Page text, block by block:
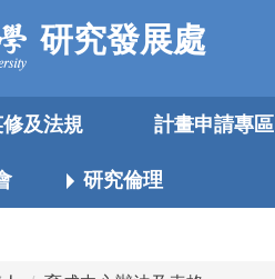
研究發展處
及法規 計畫申請專區
研究倫理